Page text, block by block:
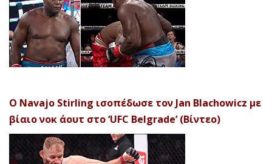
Ο Navajo Stirling ισοπέδωσε τον Jan Blachowicz με
βίαιο νοκ άουτ στο ‘UFC Belgrade’ (Βίντεο)